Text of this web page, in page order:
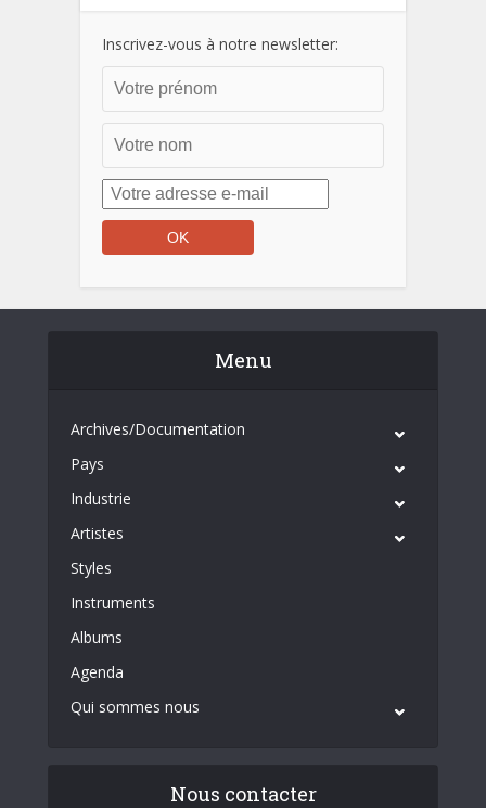
Inscrivez-vous à notre newsletter:
Menu
Archives/Documentation
Pays
Industrie
Artistes
Styles
Instruments
Albums
Agenda
Qui sommes nous
Nous contacter